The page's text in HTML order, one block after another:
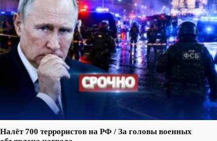
Налёт 700 террористов на РФ / За головы военных